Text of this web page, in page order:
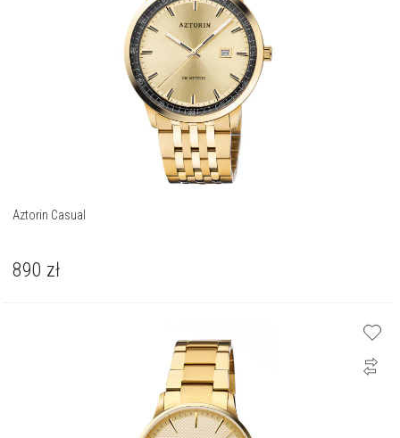
Aztorin Casual
890 zł